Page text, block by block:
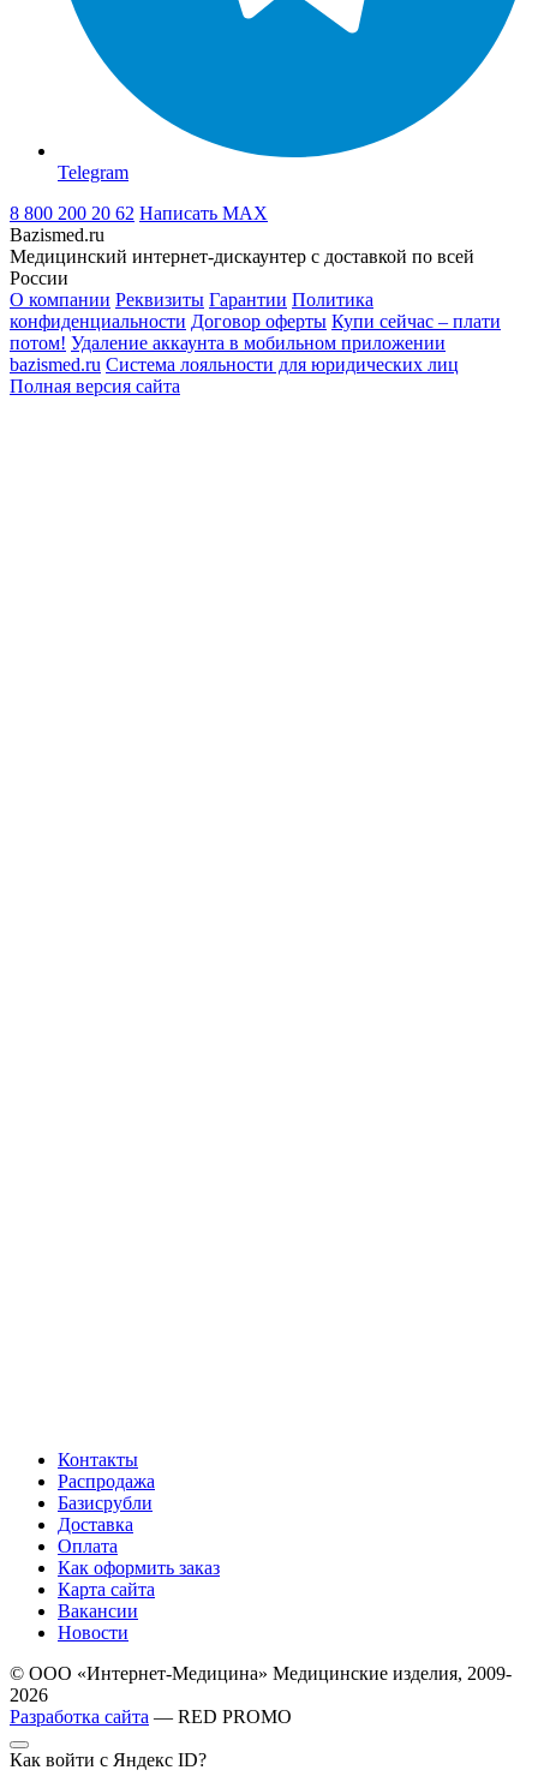
Telegram
8 800 200 20 62 Написать MAX
Bazismed.ru
Медицинский интернет-дискаунтер с доставкой по всей
России
О компании Реквизиты Гарантии Политика
конфиденциальности Договор оферты Купи сейчас – плати
потом! Удаление аккаунта в мобильном приложении
bazismed.ru Система лояльности для юридических лиц
Полная версия сайта
Контакты
Распродажа
Базисрубли
Доставка
Оплата
Как оформить заказ
Карта сайта
Вакансии
Новости
© ООО «Интернет-Медицина» Медицинские изделия, 2009-
2026
Разработка сайта — RED PROMO
Как войти с Яндекс ID?